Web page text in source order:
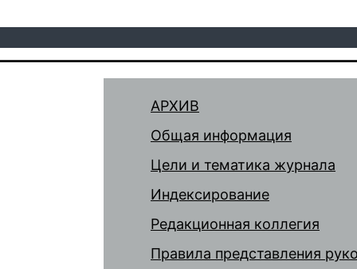
АРХИВ
Общая информация
Цели и тематика журнала
Индексирование
Редакционная коллегия
Правила представления